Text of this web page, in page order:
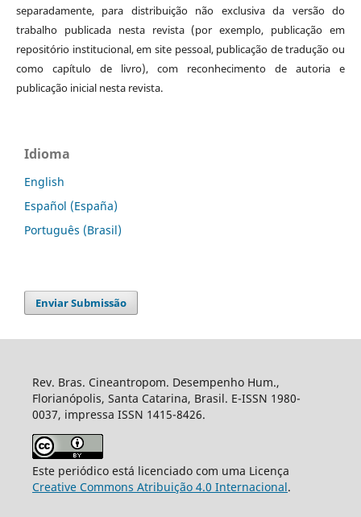
separadamente, para distribuição não exclusiva da versão do
trabalho publicada nesta revista (por exemplo, publicação em
repositório institucional, em site pessoal, publicação de tradução ou
como capítulo de livro), com reconhecimento de autoria e
publicação inicial nesta revista.
Idioma
English
Español (España)
Português (Brasil)
Enviar Submissão
Rev. Bras. Cineantropom. Desempenho Hum.,
Florianópolis, Santa Catarina, Brasil. E-ISSN 1980-
0037, impressa ISSN 1415-8426.
Este periódico está licenciado com uma Licença
Creative Commons Atribuição 4.0 Internacional.